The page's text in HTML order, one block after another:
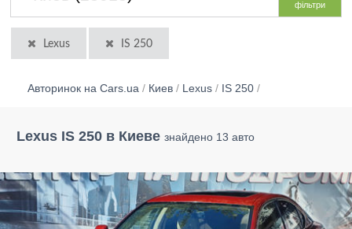
фільтри
Lexus IS 250
Авторинок на Cars.ua / Киев / Lexus / IS 250 /
Lexus IS 250 в Киеве знайдено 13 авто